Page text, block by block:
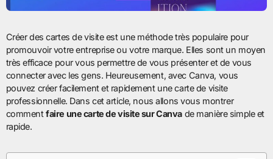
Créer des cartes de visite est une méthode très populaire pour
promouvoir votre entreprise ou votre marque. Elles sont un moyen
très efficace pour vous permettre de vous présenter et de vous
connecter avec les gens. Heureusement, avec Canva, vous
pouvez créer facilement et rapidement une carte de visite
professionnelle. Dans cet article, nous allons vous montrer
commentfaire une carte de visite sur Canva de manière simple et
rapide.